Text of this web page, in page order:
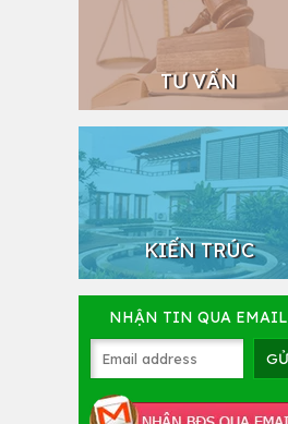
TƯ VẤN
KIẾN TRÚC
NHẬN TIN QUA EMAIL